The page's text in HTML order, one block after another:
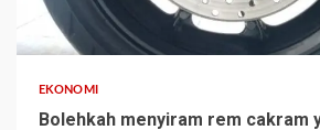
EKONOMI
Bolehkah menyiram rem cakram